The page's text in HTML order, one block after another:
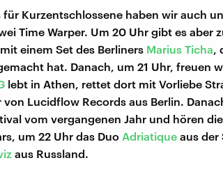
für Kurzentschlossene haben wir auch
Time Warper. Um 20 Uhr gibt es aber
einem Set des Berliners Marius Ticha,
hat. Danach, um 21 Uhr, freuen
lebt in Athen, rettet dort mit Vorliebe
von Lucidflow Records aus Berlin.
vom vergangenen Jahr und hören
um 22 Uhr das Duo Adriatique aus der
aus Russland.